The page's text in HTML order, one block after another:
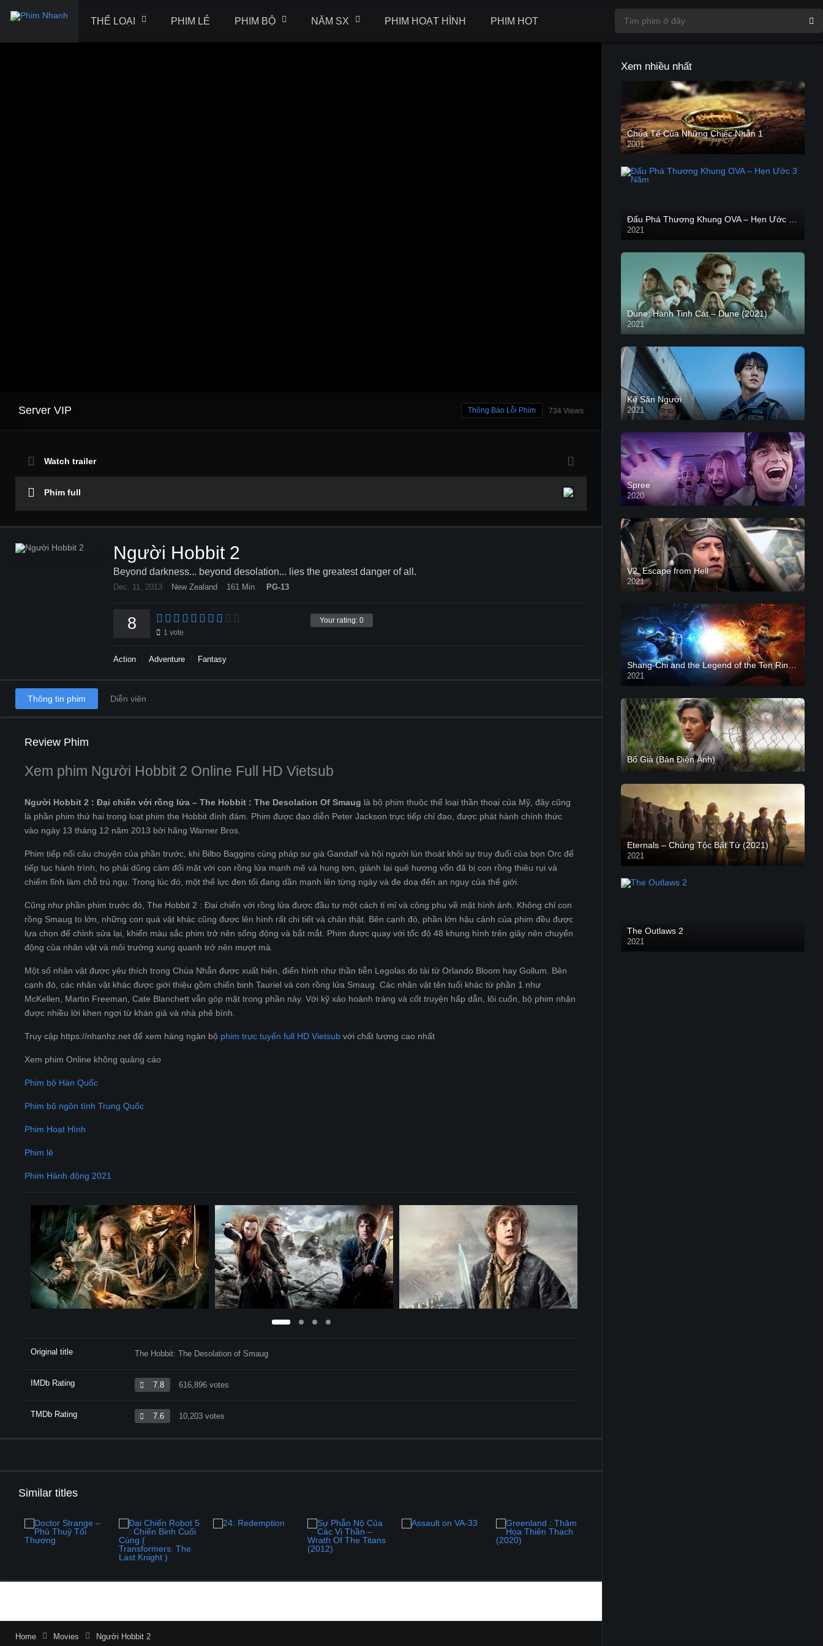
THỂ LOẠI PHIM LẺ PHIM BỘ NĂM SX PHIM HOẠT HÌNH PHIM HOT
Server VIP 734 Views
Thông Báo Lỗi Phim
Watch trailer
Phim full
Người Hobbit 2
Beyond darkness... beyond desolation... lies the greatest danger of all.
Dec. 11, 2013 New Zealand 161 Min. PG-13
Your rating: 0
8 1 vote
Action Adventure Fantasy
Thông tin phim Diễn viên
Review Phim
Xem phim Người Hobbit 2 Online Full HD Vietsub
Người Hobbit 2 : Đại chiến với rồng lửa – The Hobbit : The Desolation Of Smaug là bộ phim thuộc thể loại thần thoại của Mỹ, đây cũng
là phần phim thứ hai trong loạt phim the Hobbit đình đám. Phim được đạo diễn Peter Jackson trực tiếp chỉ đạo, được phát hành chính thức
vào ngày 13 tháng 12 năm 2013 bởi hãng Warner Bros.
Phim tiếp nối câu chuyện của phần trước, khi Bilbo Baggins cùng pháp sư già Gandalf và hội người lùn thoát khỏi sự truy đuổi của bọn Orc để
tiếp tục hành trình, họ phải dũng cảm đối mặt với con rồng lửa mạnh mẽ và hung tợn, giành lại quê hương vốn đã bị con rồng thiêu rụi và
chiếm lĩnh làm chỗ trú ngụ. Trong lúc đó, một thế lực đen tối đang dần mạnh lên từng ngày và đe doạ đến an nguy của thế giới.
Cũng như phần phim trước đó, The Hobbit 2 : Đại chiến với rồng lửa được đầu tư một cách tỉ mỉ và công phu về mặt hình ảnh. Không chỉ con
rồng Smaug to lớn, những con quá vật khác cũng được lên hình rất chi tiết và chân thật. Bên cạnh đó, phần lớn hậu cảnh của phim đều được
lựa chọn để chỉnh sửa lại, khiến màu sắc phim trở nên sống động và bắt mắt. Phim được quay với tốc độ 48 khung hình trên giây nên chuyển
động của nhân vật và môi trường xung quanh trở nên mượt mà.
Một số nhân vật được yêu thích trong Chúa Nhẫn được xuất hiện, điển hình như thần tiễn Legolas do tài tử Orlando Bloom hay Gollum. Bên
cạnh đó, các nhân vật khác được giới thiệu gồm chiến binh Tauriel và con rồng lửa Smaug. Các nhân vật tên tuổi khác từ phần 1 như
McKellen, Martin Freeman, Cate Blanchett vẫn góp mặt trong phần này. Với kỹ xảo hoành tráng và cốt truyện hấp dẫn, lôi cuốn, bộ phim nhận
được nhiều lời khen ngợi từ khán giả và nhà phê bình.
Truy cập https://nhanhz.net để xem hàng ngàn bộ phim trực tuyến full HD Vietsub với chất lượng cao nhất
Xem phim Online không quảng cáo
Phim bộ Hàn Quốc
Phim bộ ngôn tình Trung Quốc
Phim Hoạt Hình
Phim lẻ
Phim Hành động 2021
Original title The Hobbit: The Desolation of Smaug
IMDb Rating 7.8 616,896 votes
TMDb Rating 7.6 10,203 votes
Similar titles
Home Movies Người Hobbit 2
Xem nhiều nhất
Chúa Tể Của Những Chiếc Nhẫn 1
2001
2021
Dune: Hành Tinh Cát – Dune (2021)
2021
HD VIETSUB
Kẻ Săn Người
2021
Spree
2020
V2. Escape from Hell
2021
Shang-Chi and the Legend of the Ten Rings -Shang-Chi và huyền thoại Thập Luân
2021
CAM
Bố Già (Bản Điện Ảnh)
Eternals – Chủng Tộc Bất Tử (2021)
2021
Trailer
The Outlaws 2
2021